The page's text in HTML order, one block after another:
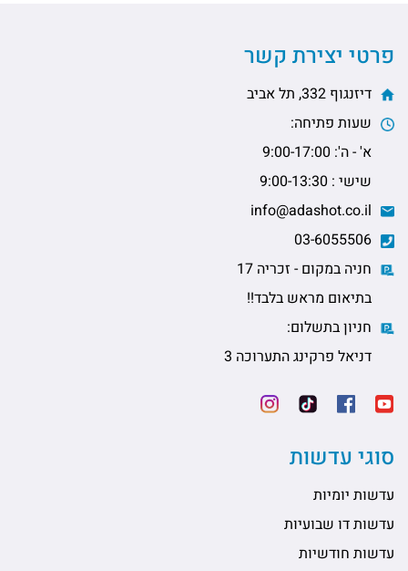
פרטי יצירת קשר
דיזנגוף 332, תל אביב
שעות פתיחה:
א' - ה': 9:00-17:00
שישי : 9:00-13:30
חניה במקום - זכריה 17
בתיאום מראש בלבד!!
חניון בתשלום:
דניאל פרקינג התערוכה 3
סוגי עדשות
עדשות יומיות
עדשות דו שבועיות
עדשות חודשיות